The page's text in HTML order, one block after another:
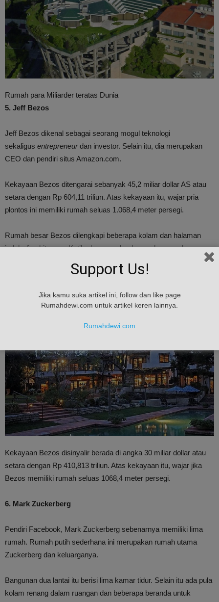
Rumah para Miliarder teratas Dunia
5. Jeff Bezos
Jeff Bezos dikenal sebagai seorang mogul teknologi
sekaligus entrepreneurdan investor. Selain itu, dia merupakan
CEO dan pendiri situs Amazon.com.
Kekayaan Bezos ditengarai sebanyak 45,2 miliar dollar AS atau
setara dengan Rp 604,11 triliun. Atas kekayaan itu, wajar pria
plontos ini memiliki rumah seluas 1.068,4 meter persegi.
Rumah besar Bezos dilengkapi beberapa kolam dan halaman
indah di sekitarnya. Ketika lampu seluruh rumah menyala,
halaman belakang yang memperlihatkan tangga batu dan jalan
Kekayaan Bezos disinyalir berada di angka 30 miliar dollar atau
setara dengan Rp 410,813 triliun. Atas kekayaan itu, wajar jika
Bezos memiliki rumah seluas 1068,4 meter persegi.
6. Mark Zuckerberg
Pendiri Facebook, Mark Zuckerberg sebenarnya memiliki lima
rumah. Rumah putih sederhana ini merupakan rumah utama
Zuckerberg dan keluarganya.
Bangunan dua lantai itu berisi lima kamar tidur. Selain itu ada pula
kolam renang dalam ruangan dan beberapa beranda untuk
Support Us!
Jika kamu suka artikel ini, follow dan like page
Rumahdewi.com untuk artikel keren lainnya.
Rumahdewi.com